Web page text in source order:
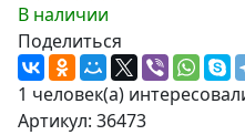
В наличии
Поделиться
1 человек(а)
Артикул: 36473